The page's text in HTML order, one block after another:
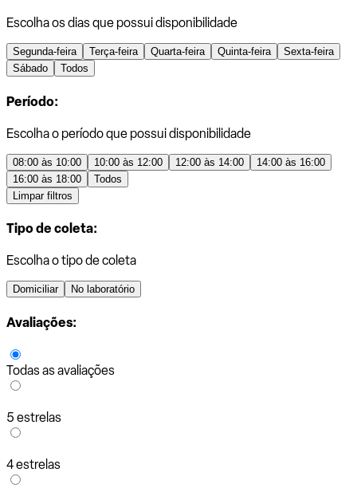
Escolha os dias que possui disponibilidade
Segunda-feira Terça-feira Quarta-feira Quinta-feira
Sexta-feira
Sábado
Todos
Período:
Escolha o período que possui disponibilidade
08:00 às 10:00 10:00 às 12:00 12:00 às 14:00
14:00 às 16:00
16:00 às 18:00
Todos
Limpar filtros
Tipo de coleta:
Escolha o tipo de coleta
Domiciliar No laboratório
Avaliações:
Todas as avaliações
5 estrelas
4 estrelas